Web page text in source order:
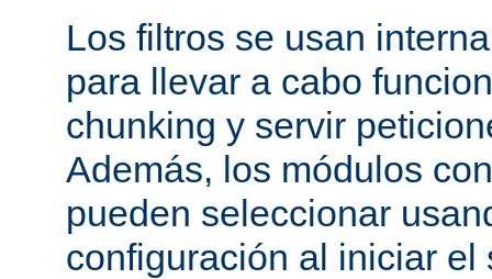
Los filtros se usan
para llevar a cabo
chunking y servir
Además, los módulos
pueden seleccionar
configuración al iniciar el